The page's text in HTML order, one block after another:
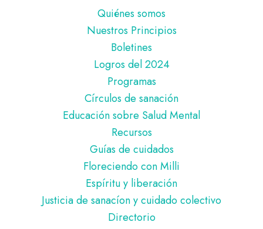
Quiénes somos
Nuestros Principios
Boletines
Logros del 2024
Programas
Círculos de sanación
Educación sobre Salud Mental
Recursos
Guías de cuidados
Floreciendo con Milli
Espíritu y liberación
Justicia de sanacíon y cuidado colectivo
Directorio